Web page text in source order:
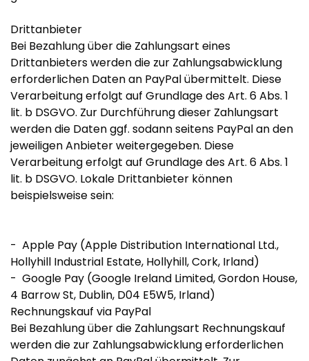
Drittanbieter
Bei Bezahlung über die Zahlungsart eines
Drittanbieters werden die zur Zahlungsabwicklung
erforderlichen Daten an PayPal übermittelt. Diese
Verarbeitung erfolgt auf Grundlage des Art. 6 Abs. 1
lit. b DSGVO. Zur Durchführung dieser Zahlungsart
werden die Daten ggf. sodann seitens PayPal an den
jeweiligen Anbieter weitergegeben. Diese
Verarbeitung erfolgt auf Grundlage des Art. 6 Abs. 1
lit. b DSGVO. Lokale Drittanbieter können
beispielsweise sein:
- Apple Pay (Apple Distribution International Ltd.,
Hollyhill Industrial Estate, Hollyhill, Cork, Irland)
- Google Pay (Google Ireland Limited, Gordon House,
4 Barrow St, Dublin, D04 E5W5, Irland)
Rechnungskauf via PayPal
Bei Bezahlung über die Zahlungsart Rechnungskauf
werden die zur Zahlungsabwicklung erforderlichen